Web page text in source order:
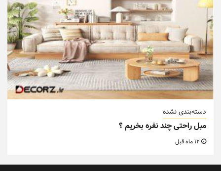
دسته‌بندی نشده
مبل راحتی چند نفره بخریم ؟